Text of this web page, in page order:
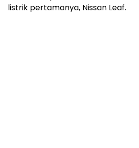
listrik pertamanya, Nissan Leaf.